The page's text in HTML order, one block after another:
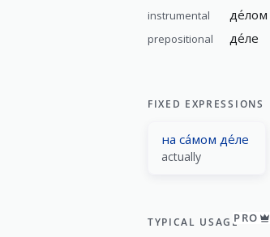
instrumental де́лом
prepositional де́ле
FIXED EXPRESSIONS
на са́мом де́ле
actually
TYPICAL USAGEPRO